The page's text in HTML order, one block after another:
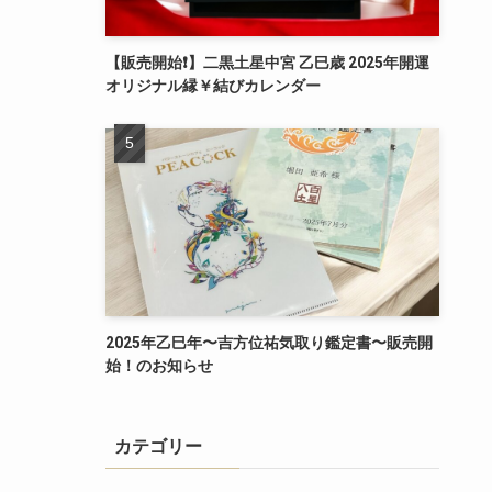
【販売開始❗️】二黒土星中宮 乙巳歳 2025年開運
オリジナル縁￥結びカレンダー
2025年乙巳年〜吉方位祐気取り鑑定書〜販売開
始！のお知らせ
カテゴリー